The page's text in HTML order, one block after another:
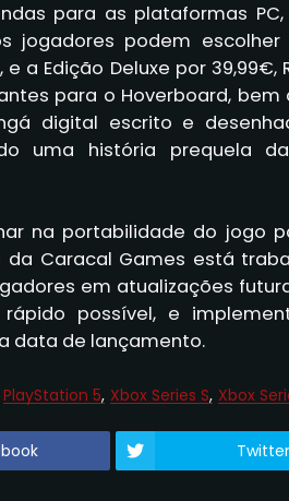
para as plataformas
jogadores podem
e a Edição Deluxe por 39,99€,
para o Hoverboard,
digital escrito e
uma história prequela
na portabilidade do jogo
da Caracal Games está
em atualizações
possível, e
data de lançamento.
PlayStation 5 Xbox Series S Xbox
Twitter